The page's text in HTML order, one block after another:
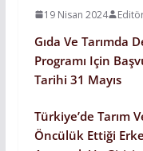
19 Nisan 2024
Gıda Ve Tarımda
Programı Için
Tarihi 31 Mayıs
Türkiye’de Tarım
Öncülük Ettiği